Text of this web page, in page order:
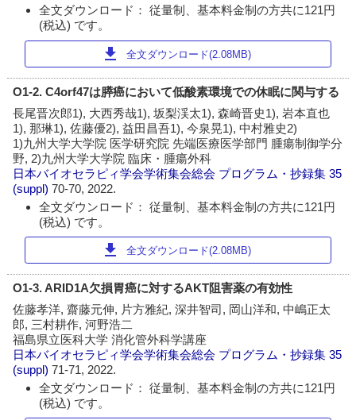
全文ダウンロード： 従量制、基本料金制の方共に121円
(税込) です。
download 全文ダウンロード(2.08MB)
O1-2. C4orf47は膵癌において低酸素環境での休眠に関与する
長尾晋次郎1), 大西秀哉1), 坂梨渓太1), 森崎晋史1), 岩本直也
1), 那琳1), 佐藤優2), 益田昌吾1), 今泉晃1), 中村雅史2)
1)九州大学大学院 医学研究院 先端医療医学部門 腫瘍制御学分
野, 2)九州大学大学院 臨床・腫瘍外科
日本バイオセラピィ学会学術集会総会 プログラム・抄録集 35
(suppl)70-70, 2022.
全文ダウンロード： 従量制、基本料金制の方共に121円
(税込) です。
download 全文ダウンロード(2.08MB)
O1-3. ARID1A欠損胃癌に対するAKT阻害薬の有効性
佐藤孝洋, 齋藤元伸, 片方雅紀, 深井智司, 岡山洋和, 中嶋正太
郎, 三村耕作, 河野浩二
福島県立医科大学 消化管外科学講座
日本バイオセラピィ学会学術集会総会 プログラム・抄録集 35
(suppl)71-71, 2022.
全文ダウンロード： 従量制、基本料金制の方共に121円
(税込) です。